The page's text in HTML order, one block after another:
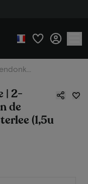
| 2-
de
(1,5u